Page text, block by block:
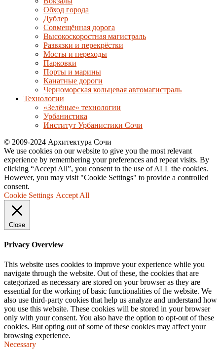
Обход города
Дублер
Совмещённая дорога
Высокоскоростная магистраль
Развязки и перекрёстки
Мосты и переходы
Парковки
Порты и марины
Канатные дороги
Черноморская кольцевая автомагистраль
Технологии
«Зелёные» технологии
Урбанистика
Институт Урбанистики Сочи
© 2009-2024 Архитектура Сочи
We use cookies on our website to give you the most relevant
experience by remembering your preferences and repeat visits. By
clicking “Accept All”, you consent to the use of ALL the cookies.
However, you may visit "Cookie Settings" to provide a controlled
consent.
Cookie Settings Accept All
Close
Privacy Overview
This website uses cookies to improve your experience while you
navigate through the website. Out of these, the cookies that are
categorized as necessary are stored on your browser as they are
essential for the working of basic functionalities of the website. We
also use third-party cookies that help us analyze and understand how
you use this website. These cookies will be stored in your browser
only with your consent. You also have the option to opt-out of these
cookies. But opting out of some of these cookies may affect your
browsing experience.
Necessary